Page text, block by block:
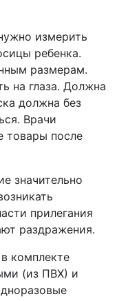
измерить
ребенка.
размерам.
на глаза. Должна
должна без
Врачи
товары после
значительно
прилегания
раздражения.
комплекте
(из ПВХ) и